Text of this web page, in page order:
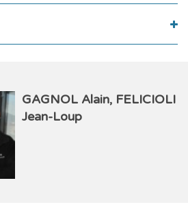
GAGNOL Alain, FELICIOLI
Jean-Loup